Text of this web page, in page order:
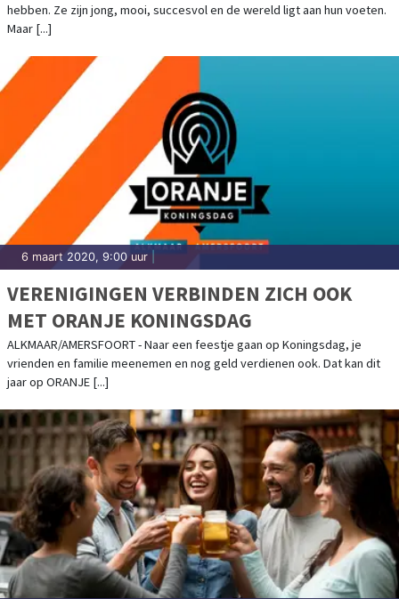
hebben. Ze zijn jong, mooi, succesvol en de wereld ligt aan hun voeten.
Maar [...]
6 maart 2020, 9:00 uur|
VERENIGINGEN VERBINDEN ZICH OOK
MET ORANJE KONINGSDAG
ALKMAAR/AMERSFOORT - Naar een feestje gaan op Koningsdag, je
vrienden en familie meenemen en nog geld verdienen ook. Dat kan dit
jaar op ORANJE [...]